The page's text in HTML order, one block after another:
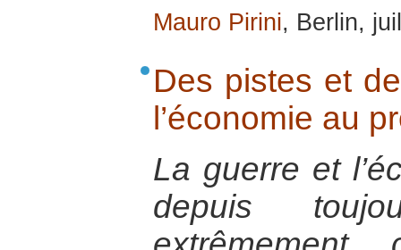
Mauro Pirini, Berlin,
Des pistes et
l’économie au
La guerre et
depuis